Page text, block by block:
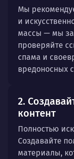
Мы
и
массы — мы за
проверяйте
спама и
вредоносных
2.
контент
Полностью
Создавайте
материалы,